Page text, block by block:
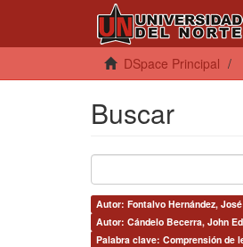
DSpace Principal
Buscar
Autor: Fontalvo Hernández,
Autor: Cándelo Becerra, John
Palabra clave: Comprensión de